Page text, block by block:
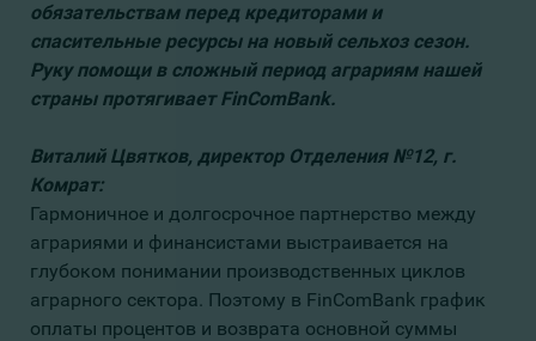
обязательствам перед кредиторами и
спасительные ресурсы на новый сельхоз сезон.
Руку помощи в сложный период аграриям нашей
страны протягивает FinComBank.
Виталий Цвятков, директор Отделения №12, г.
Комрат:
Гармоничное и долгосрочное партнерство между
аграриями и финансистами выстраивается на
глубоком понимании производственных циклов
аграрного сектора. Поэтому в FinComBank график
оплаты процентов и возврата основной суммы